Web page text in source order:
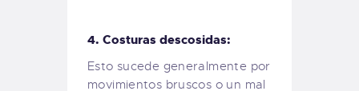
4. Costuras descosidas:
Esto sucede generalmente por
movimientos bruscos o un mal